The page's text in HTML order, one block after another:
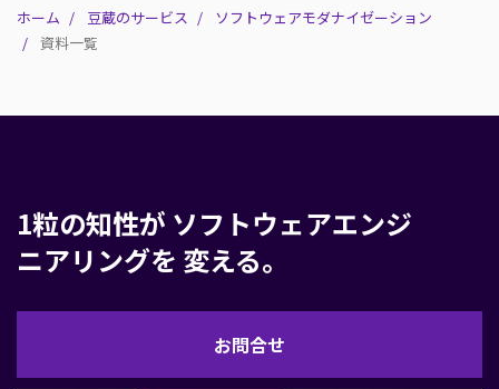
ホーム 豆蔵のサービス
ソフトウェアモダナイゼーション
資料一覧
1粒の知性が ソフトウェアエンジ
ニアリングを 変える。
お問合せ